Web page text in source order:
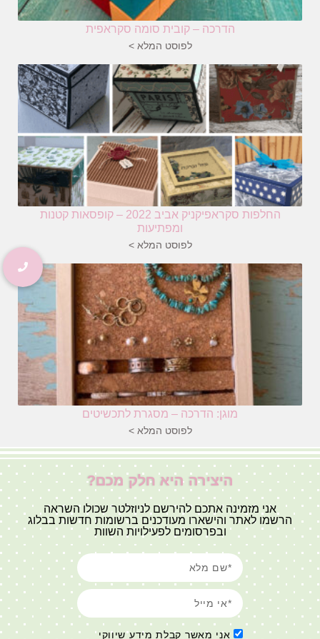
הדרכה – קובית סומה סקראפית
לפוסט המלא >
החלפות סקראפיקניק אביב 2022 – קופסאות קטנות
ומפתיעות
לפוסט המלא >
מוגן: הדרכה – מסגרת לתכשיטים
לפוסט המלא >
היצירה היא חלק מכם?
אני מזמינה אתכם להירשם לניוזלטר שכולו השראה
הרשמו לאתר והישארו מעודכנים ברשומות חדשות בבלוג
ובפרסומים לפעילויות השוות
אני מאשר קבלת מידע שיווקי